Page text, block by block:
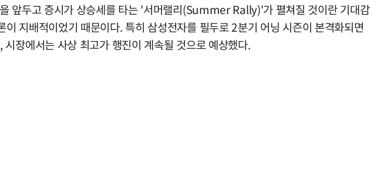
앞두고 증시가 상승세를 타는 '서머랠리(Summer Rally)'가 펼쳐질 것이란 기대감
지배적이었기 때문이다. 특히 삼성전자를 필두로 2분기 어닝 시즌이 본격화되면
장에서는 사상 최고가 행진이 계속될 것으로 예상했다.